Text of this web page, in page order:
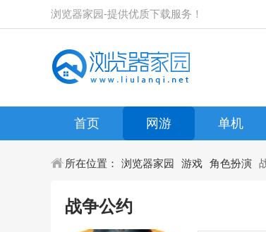
浏览器家园-提供优质下载服务！
首页 网游 单机
所在位置： 浏览器家园 游戏 角色扮演
战争公约